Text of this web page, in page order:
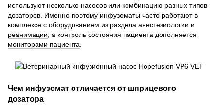
используют несколько насосов или комбинацию разных типов
дозаторов. Именно поэтому инфузоматы часто работают в
комплексе с оборудованием из раздела анестезиологии и
реанимации , а контроль состояния пациента дополняется
мониторами пациента
Чем инфузомат отличается от шприцевого
дозатора